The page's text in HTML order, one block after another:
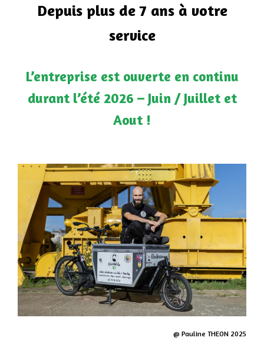
Depuis plus de 7 ans à votre
service
L’entreprise est ouverte en continu
durant l’été 2026 – Juin / Juillet et
Aout !
@ Pauline THEON 2025